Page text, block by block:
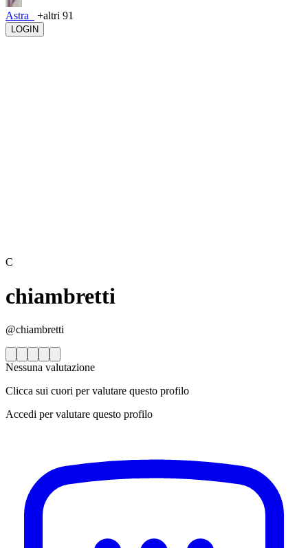
Astra_ +altri 91
LOGIN
C
chiambretti
@chiambretti
Nessuna valutazione
Clicca sui cuori per valutare questo profilo
Accedi per valutare questo profilo